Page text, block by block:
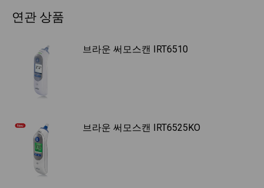
연관 상품
브라운 써모스캔 IRT6510
브라운 써모스캔 IRT6525KO